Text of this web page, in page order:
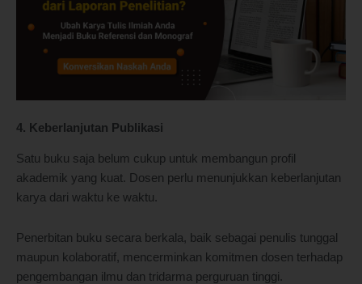
4. Keberlanjutan Publikasi
Satu buku saja belum cukup untuk membangun profil
akademik yang kuat. Dosen perlu menunjukkan keberlanjutan
karya dari waktu ke waktu.
Penerbitan buku secara berkala, baik sebagai penulis tunggal
maupun kolaboratif, mencerminkan komitmen dosen terhadap
pengembangan ilmu dan tridarma perguruan tinggi.